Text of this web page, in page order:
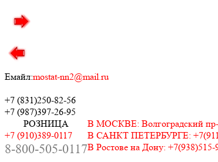
Емайл:mostat-nn2@mail.ru
+7 (831)250-82-56
+7 (987)397-26-95
РОЗНИЦА
+7 (910)389-0117
8-800-505-0117
В МОСКВЕ: Волгоградский пр-
В САНКТ ПЕТЕРБУРГЕ:
В Ростове на Дону: +7(938)515-